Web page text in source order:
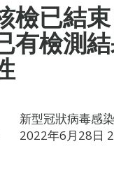
檢已結
有檢測
新型冠狀病毒感
2022年6月28日